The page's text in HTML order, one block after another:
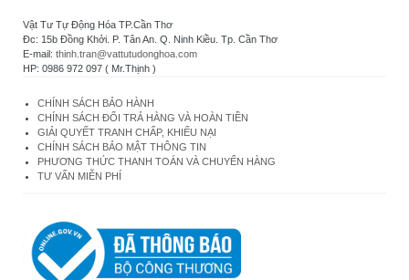
Vật Tư Tự Động Hóa TP.Cần Thơ
Đc: 15b Đồng Khởi. P. Tân An. Q. Ninh Kiều. Tp. Cần Thơ
E-mail: thinh.tran@vattutudonghoa.com
HP: 0986 972 097 ( Mr.Thịnh )
CHÍNH SÁCH BẢO HÀNH
CHÍNH SÁCH ĐỔI TRẢ HÀNG VÀ HOÀN TIỀN
GIẢI QUYẾT TRANH CHẤP, KHIẾU NẠI
CHÍNH SÁCH BẢO MẬT THÔNG TIN
PHƯƠNG THỨC THANH TOÁN VÀ CHUYỂN HÀNG
TƯ VẤN MIỄN PHÍ